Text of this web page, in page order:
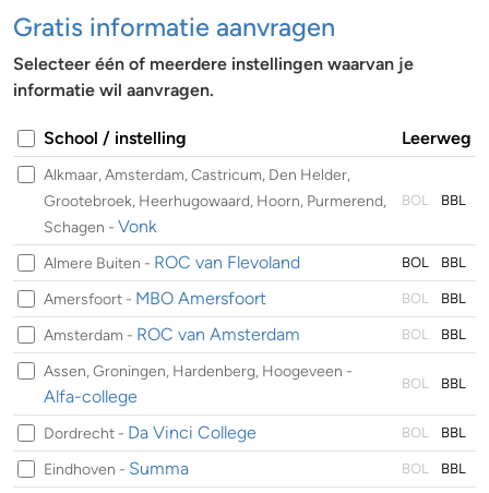
Gratis informatie aanvragen
Selecteer één of meerdere instellingen waarvan je
informatie wil aanvragen.
School / instelling Leerweg
Alkmaar, Amsterdam, Castricum, Den Helder,
Grootebroek, Heerhugowaard, Hoorn, Purmerend,
Schagen - Vonk
BOL BBL
Almere Buiten - ROC van Flevoland BOL BBL
Amersfoort - MBO Amersfoort BOL BBL
Amsterdam - ROC van Amsterdam BOL BBL
Assen, Groningen, Hardenberg, Hoogeveen -
Alfa-college
BOL BBL
Dordrecht - Da Vinci College BOL BBL
Eindhoven - Summa BOL BBL